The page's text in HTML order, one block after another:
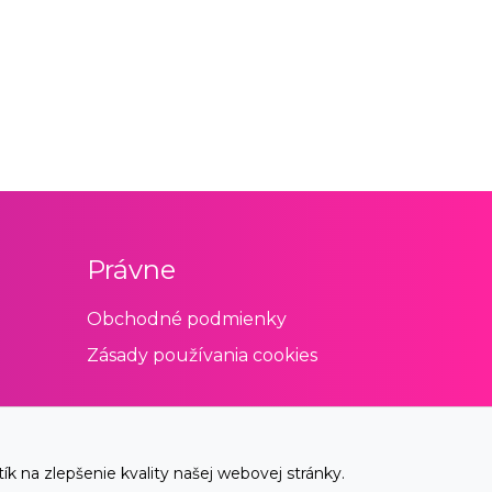
na zlepšenie kvality našej webovej stránky.
Právne
Obchodné podmienky
Zásady používania cookies